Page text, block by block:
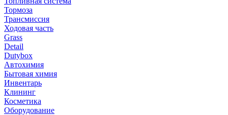
Тормоза
Трансмиссия
Ходовая часть
Grass
Detail
Dutybox
Автохимия
Бытовая химия
Инвентарь
Клининг
Косметика
Оборудование